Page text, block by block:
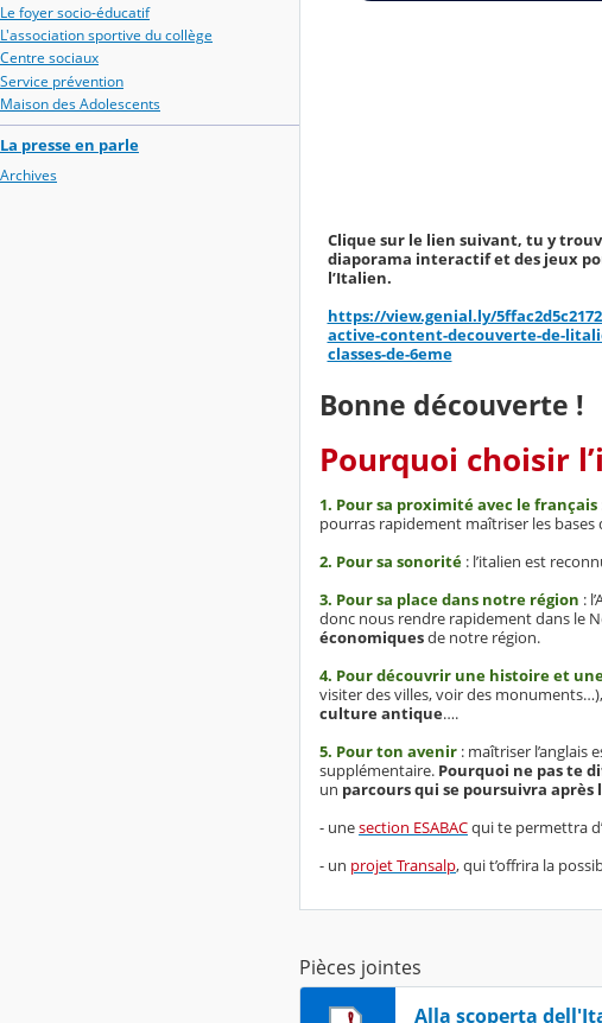
Le foyer socio-éducatif
L'association sportive du collège
Centre sociaux
Service prévention
Maison des Adolescents
La presse en parle
Archives
Clique sur le lien suivant, tu y
diaporama interactif et des jeux
l’Italien.
https://view.genial.ly/
active-content-decouverte-de-
classes-de-6eme
Bonne découverte !
Pourquoi choisir
1. Pour sa proximité avec le français
pourras rapidement maîtriser les bases
2. Pour sa sonorité : l’italien est
3. Pour sa place dans notre région :
donc nous rendre rapidement dans le
économiquesde notre région.
4. Pour découvrir une histoire et
visiter des villes, voir des
culture antique….
5. Pour ton avenir : maîtriser
supplémentaire. Pourquoi ne pas te
un parcours qui se poursuivra après
- unesection ESABACqui te permettra
- un projet Transalp, qui t’offrira la
Pièces jointes
Alla scoperta